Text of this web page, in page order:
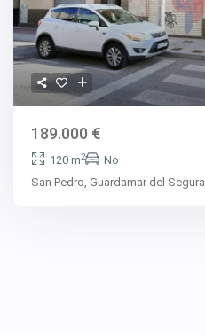
189.000 €
120 m2
No
San Pedro,Guardamar del Segura